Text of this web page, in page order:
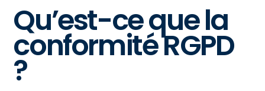
Qu’est-ce que la
conformité RGPD
?